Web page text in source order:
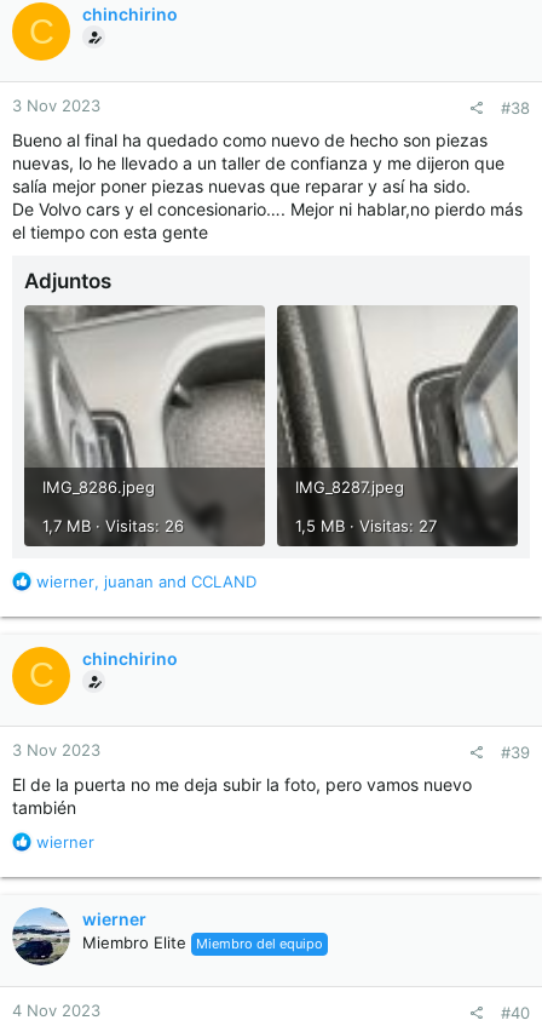
C chinchirino
3 Nov 2023 #38
Bueno al final ha quedado como nuevo de hecho son piezas
nuevas, lo he llevado a un taller de confianza y me dijeron que
salía mejor poner piezas nuevas que reparar y así ha sido.
De Volvo cars y el concesionario…. Mejor ni hablar,no pierdo más
el tiempo con esta gente
Adjuntos
IMG_8286.jpeg
1,7 MB · Visitas: 26
IMG_8287.jpeg
1,5 MB · Visitas: 27
R
a
c
t
i
o
n
s
:
wierner, juanan and CCLAND
C chinchirino
3 Nov 2023 #39
El de la puerta no me deja subir la foto, pero vamos nuevo
también
R
a
c
t
i
o
n
s
wierner
wierner
Miembro Elite Miembro del equipo
4 Nov 2023 #40